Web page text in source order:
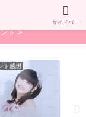
ろぐ！
ト >
ト感想
サイドバー